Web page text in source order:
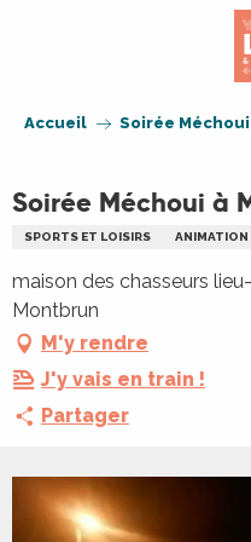
Accueil Soirée Méchoui
Soirée Méchoui à
SPORTS ET LOISIRS ANIMATION
maison des chasseurs
Montbrun
M'y rendre
J'y vais en train !
Partager